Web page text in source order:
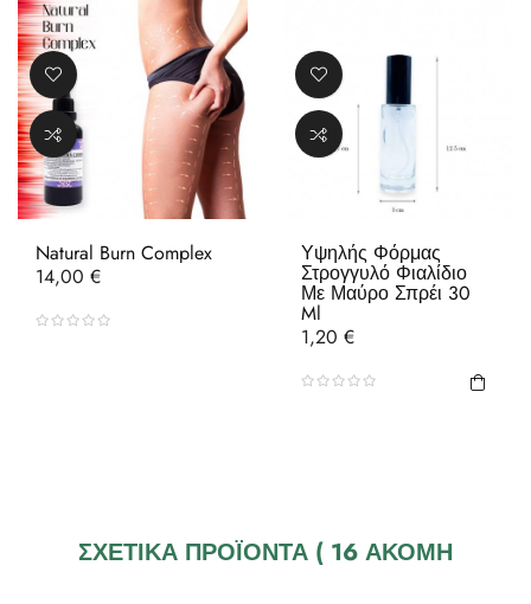
Natural Burn Complex
Τιμή
14,00 €
Υψηλής Φόρμας
Στρογγυλό Φιαλίδιο
Με Μαύρο Σπρέι 30
Ml
Τιμή
1,20 €
ΣΧΕΤΙΚΆ ΠΡΟΪΌΝΤΑ ( 16 ΑΚΌΜΗ